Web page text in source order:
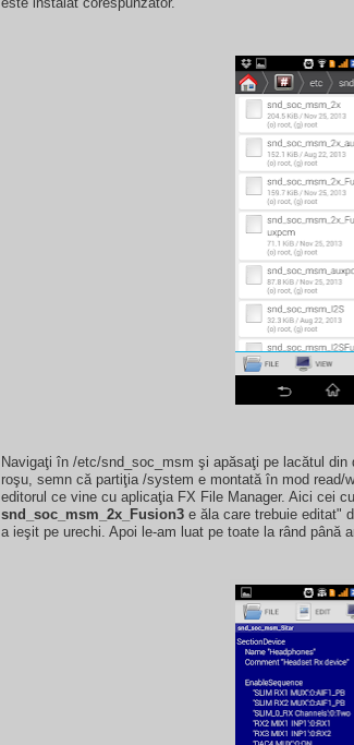
Navigaţi în /etc/snd_soc_msm şi apăsaţi pe lacătul
roşu, semn că partiţia /system e montată în mod read/
editorul ce vine cu aplicaţia FX File Manager. Aici cei
snd_soc_msm_2x_Fusion3 e ăla care trebuie editat"
a ieşit pe urechi. Apoi le-am luat pe toate la rând până